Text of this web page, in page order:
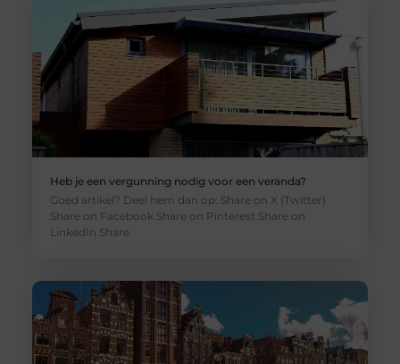
Heb je een vergunning nodig voor een veranda?
Goed artikel? Deel hem dan op: Share on X (Twitter)
Share on Facebook Share on Pinterest Share on
LinkedIn Share